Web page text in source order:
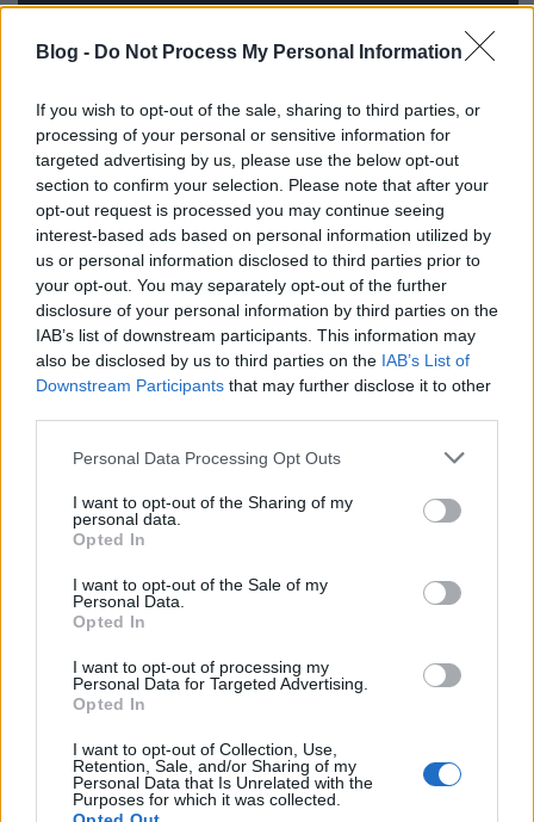
Blog - Do Not Process My Personal Information
If you wish to opt-out of the sale, sharing to third parties, or
processing of your personal or sensitive information for
targeted advertising by us, please use the below opt-out
section to confirm your selection. Please note that after your
opt-out request is processed you may continue seeing
interest-based ads based on personal information utilized by
us or personal information disclosed to third parties prior to
your opt-out. You may separately opt-out of the further
disclosure of your personal information by third parties on the
IAB’s list of downstream participants. This information may
also be disclosed by us to third parties on the IAB’s List of
Downstream Participants that may further disclose it to other
Please note that this website/app uses one or more Google
not limited to your visit or usage behaviour. You may click to
grant or deny consent to Google and its third-party tags to
use your data for below specified purposes in below Google
consent section.
Personal Data Processing Opt Outs
I want to opt-out of the Sharing of my
personal data.
Opted In
I want to opt-out of the Sale of my
Personal Data.
Opted In
I want to opt-out of processing my
Personal Data for Targeted Advertising.
Opted In
I want to opt-out of Collection, Use,
Retention, Sale, and/or Sharing of my
Personal Data that Is Unrelated with the
Purposes for which it was collected.
Megmondom én nektek, miről szól a Like a Virgin!
Verdikt
spagettiwesternek alkotói elérték a legfontosabb
stílusjegyekkel, kikristályosodott motívumokkal és
letisztult filmnyelvi megoldásokkal dolgoztak. A
minthogy sorra veszi ezeket az alkotóelemeket és
egy profi, magabiztos műfaji gyorstalpalót varázsol
tapasztalt vén róka párosa ugyanúgy megjelenik,
mint a visszaemlékezésekkel feltáruló, bosszúra
épülő motivációk. A városkát korrupt testvérek
tartják rettegésben, a részeg kocsis és a messziről
jött utasok a humorért, az öntudatos nők a váratlan
fordulatokért felelősek. Santi Leone módszerét